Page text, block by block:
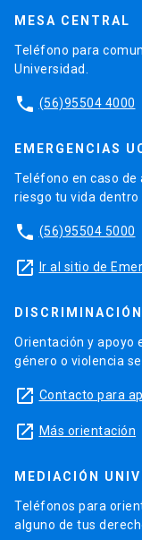
MESA CENTRAL
Teléfono para
Universidad.
phone (56)95504 4000
EMERGENCIAS
Teléfono en caso de
riesgo tu vida dentro
phone (56)95504 5000
launch Ir al sitio de
Orientación y apoyo
género o violencia
launch Contacto para
launch Más orientación
MEDIACIÓN
Teléfonos para
alguno de tus